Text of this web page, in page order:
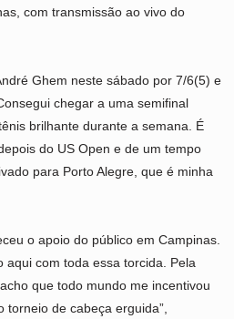
com transmissão ao vivo do
Ghem neste sábado por 7/6(5) e
chegar a uma semifinal
brilhante durante a semana. É
do US Open e de um tempo
para Porto Alegre, que é minha
o apoio do público em Campinas.
aqui com toda essa torcida. Pela
que todo mundo me incentivou
de cabeça erguida”,